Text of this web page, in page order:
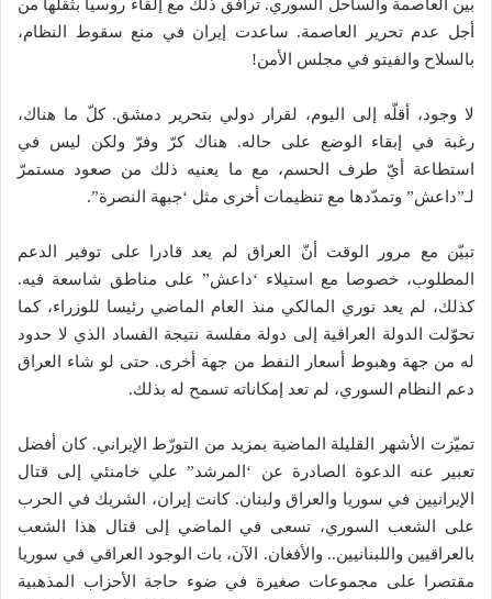
بين العاصمة والساحل السوري. ترافق ذلك مع إلقاء روسيا بثقلها من
أجل عدم تحرير العاصمة. ساعدت إيران في منع سقوط النظام،
بالسلاح والفيتو في مجلس الأمن!
لا وجود، أقلّه إلى اليوم، لقرار دولي بتحرير دمشق. كلّ ما هناك،
رغبة في إبقاء الوضع على حاله. هناك كرّ وفرّ ولكن ليس في
استطاعة أيّ طرف الحسم، مع ما يعنيه ذلك من صعود مستمرّ
لـ”داعش” وتمدّدها مع تنظيمات أخرى مثل ‘جبهة النصرة”.
تبيّن مع مرور الوقت أنّ العراق لم يعد قادرا على توفير الدعم
المطلوب، خصوصا مع استيلاء ‘داعش” على مناطق شاسعة فيه.
كذلك، لم يعد نوري المالكي منذ العام الماضي رئيسا للوزراء، كما
تحوّلت الدولة العراقية إلى دولة مفلسة نتيجة الفساد الذي لا حدود
له من جهة وهبوط أسعار النفط من جهة أخرى. حتى لو شاء العراق
دعم النظام السوري، لم تعد إمكاناته تسمح له بذلك.
تميّزت الأشهر القليلة الماضية بمزيد من التورّط الإيراني. كان أفضل
تعبير عنه الدعوة الصادرة عن ‘المرشد” علي خامنئي إلى قتال
الإيرانيين في سوريا والعراق ولبنان. كانت إيران، الشريك في الحرب
على الشعب السوري، تسعى في الماضي إلى قتال هذا الشعب
بالعراقيين واللبنانيين.. والأفغان. الآن، بات الوجود العراقي في سوريا
مقتصرا على مجموعات صغيرة في ضوء حاجة الأحزاب المذهبية